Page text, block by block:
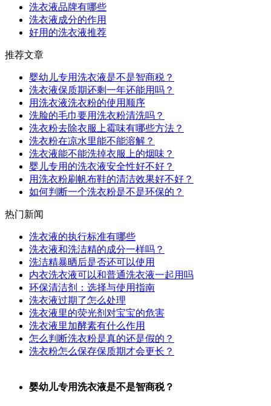
洗衣液品牌有哪些
洗衣液成分的作用
好用的洗衣液推荐
推荐文章
婴幼儿专用洗衣液是不是智商税？
洗衣液保质期还剩一年还能用吗？
用洗衣液洗衣粉的使用顺序
洗脸的毛巾要用洗衣粉清洗吗？
洗衣粉去除衣服上霉味有哪些方法？
洗衣粉在凉水里能不能溶解？
洗衣液能不能洗掉衣服上的烟味？
婴儿专用的洗衣液安全性好不好？
用洗衣粉刷帆布鞋的清洁效果好不好？
如何判断一个洗衣粉是不是环保的？
热门新闻
洗衣液的执行标准有哪些
洗衣液和洗洁精的成分一样吗？
洗洁精暴晒后是否还可以使用
内衣洗衣液可以和普通洗衣液一起用吗
环保清洁剂：选择与使用指南
洗衣液过期了怎么处理
洗衣液里的荧光剂对宝宝的危害
洗衣液里加酵素有什么作用
怎么判断洗衣粉是真的还是假的？
洗衣粉怎么保存保质期才会更长？
婴幼儿专用洗衣液是不是智商税？